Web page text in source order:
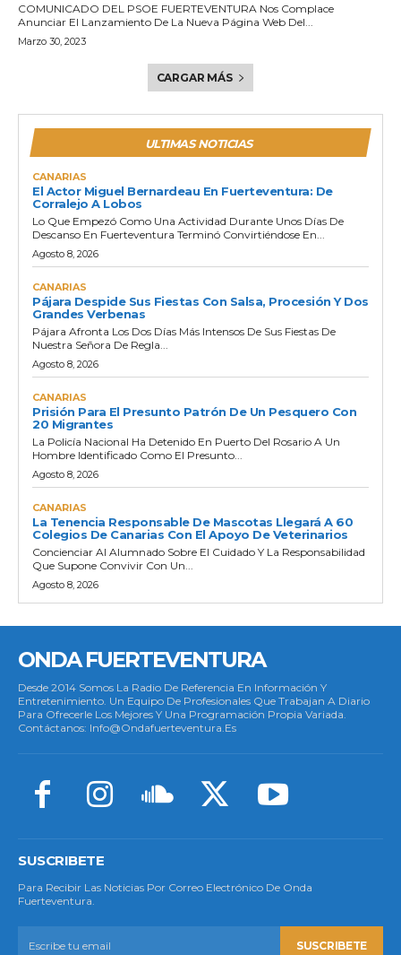
COMUNICADO DEL PSOE FUERTEVENTURA Nos Complace
Anunciar El Lanzamiento De La Nueva Página Web Del...
Marzo 30, 2023
CARGAR MÁS
ULTIMAS NOTICIAS
CANARIAS
El Actor Miguel Bernardeau En Fuerteventura: De
Corralejo A Lobos
Lo Que Empezó Como Una Actividad Durante Unos Días De
Descanso En Fuerteventura Terminó Convirtiéndose En...
Agosto 8, 2026
CANARIAS
Pájara Despide Sus Fiestas Con Salsa, Procesión Y Dos
Grandes Verbenas
Pájara Afronta Los Dos Días Más Intensos De Sus Fiestas De
Nuestra Señora De Regla...
Agosto 8, 2026
CANARIAS
Prisión Para El Presunto Patrón De Un Pesquero Con
20 Migrantes
La Policía Nacional Ha Detenido En Puerto Del Rosario A Un
Hombre Identificado Como El Presunto...
Agosto 8, 2026
CANARIAS
La Tenencia Responsable De Mascotas Llegará A 60
Colegios De Canarias Con El Apoyo De Veterinarios
Concienciar Al Alumnado Sobre El Cuidado Y La Responsabilidad
Que Supone Convivir Con Un...
Agosto 8, 2026
ONDA FUERTEVENTURA
Desde 2014 Somos La Radio De Referencia En Información Y
Entretenimiento. Un Equipo De Profesionales Que Trabajan A Diario
Para Ofrecerle Los Mejores Y Una Programación Propia Variada.
Contáctanos: Info@ondafuerteventura.es
SUSCRIBETE
Para Recibir Las Noticias Por Correo Electrónico De Onda
Fuerteventura.
SUSCRIBETE